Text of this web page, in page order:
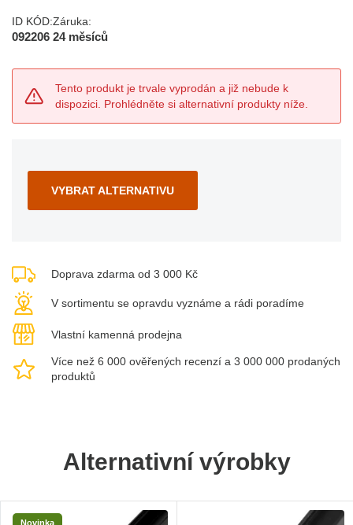
ID KÓD:
092206
Záruka:
24 měsíců
Tento produkt je trvale vyprodán a již nebude k
dispozici. Prohlédněte si alternativní produkty níže.
VYBRAT ALTERNATIVU
Doprava zdarma od 3 000 Kč
V sortimentu se opravdu vyznáme a rádi poradíme
Vlastní kamenná prodejna
Více než 6 000 ověřených recenzí a 3 000 000 prodaných
produktů
Alternativní výrobky
Novinka